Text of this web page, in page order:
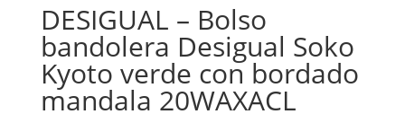
DESIGUAL – Bolso
bandolera Desigual Soko
Kyoto verde con bordado
mandala 20WAXACL